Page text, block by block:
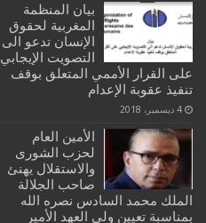
بيان المنظمة
المغربية لحقوق
الإنسان تدعو الى
التصويت الإيجابي
على القرار الأممي المتعلق بوقف
تنفيذ عقوبة الإعدام
4 ديسمبر، 2018
الأمين العام
لحزب الشورى
والاستقلال يهنئ
صاحب الجلالة
الملك محمد السادس نصره الله
بمناسبة تعيين ولي العهد الأمير